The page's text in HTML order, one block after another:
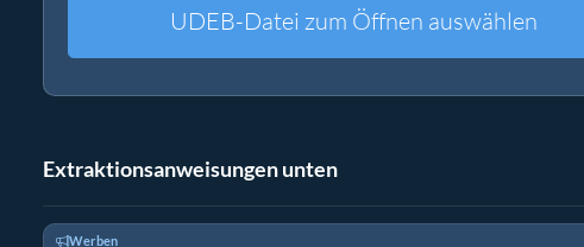
UDEB-Datei zum Öffnen auswählen
Extraktionsanweisungen unten
Werben